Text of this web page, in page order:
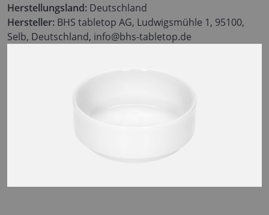
Herstellungsland: Deutschland
Hersteller: BHS tabletop AG, Ludwigsmühle 1, 95100,
Selb, Deutschland, info@bhs-tabletop.de